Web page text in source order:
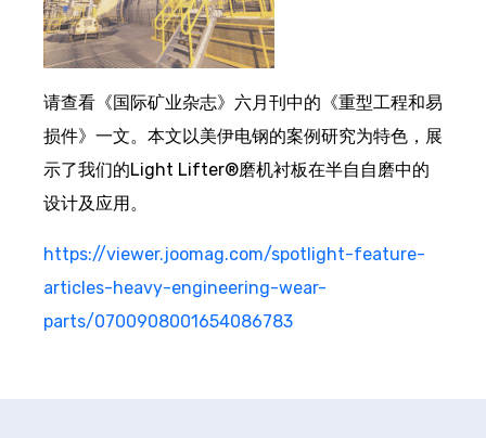
请查看《国际矿业杂志》六月刊中的《重型工程和易
损件》一文。本文以美伊电钢的案例研究为特色，展
示了我们的Light Lifter®磨机衬板在半自自磨中的
设计及应用。
https://viewer.joomag.com/spotlight-feature-
articles-heavy-engineering-wear-
parts/0700908001654086783